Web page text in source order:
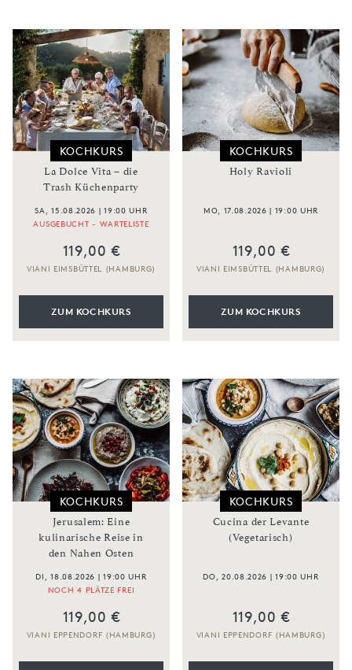
KOCHKURS
La Dolce Vita – die
Trash Küchenparty
SA, 15.08.2026 | 19:00 UHR
AUSGEBUCHT - WARTELISTE
119,00 €
VIANI EIMSBÜTTEL (HAMBURG)
ZUM KOCHKURS
KOCHKURS
Holy Ravioli
MO, 17.08.2026 | 19:00 UHR
119,00 €
VIANI EIMSBÜTTEL (HAMBURG)
ZUM KOCHKURS
KOCHKURS
Jerusalem: Eine
kulinarische Reise in
den Nahen Osten
DI, 18.08.2026 | 19:00 UHR
NOCH 4 PLÄTZE FREI
119,00 €
VIANI EPPENDORF (HAMBURG)
KOCHKURS
Cucina der Levante
(Vegetarisch)
DO, 20.08.2026 | 19:00 UHR
119,00 €
VIANI EPPENDORF (HAMBURG)